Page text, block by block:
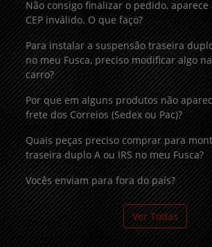
Não consigo finalizar o pedido, aparece
CEP inválido. O que faço?
Para instalar a suspensão traseira duplo
no meu Fusca, preciso modificar algo
carro?
Por que em alguns produtos não
frete dos Correios (Sedex ou Pac)?
Quais peças preciso comprar para
traseira duplo A ou IRS no meu Fusca?
Vocês enviam para fora do país?
Ver Todas